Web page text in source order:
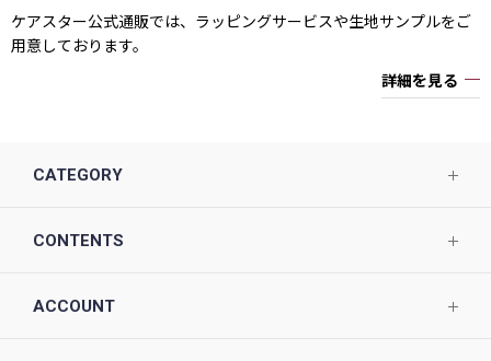
ケアスター公式通販では、ラッピングサービスや生地サンプルをご
用意しております。
詳細を見る
CATEGORY
CONTENTS
ACCOUNT